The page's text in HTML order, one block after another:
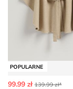
POPULARNE
99.99 zł 139.99 zł*